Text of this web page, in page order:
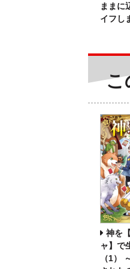
ままに
イフし
こ
神を
ャ】で
（1）